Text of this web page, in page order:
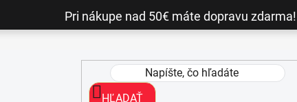
Pri nákupe nad 50€ máte dopravu zdarma!
HĽADAŤ